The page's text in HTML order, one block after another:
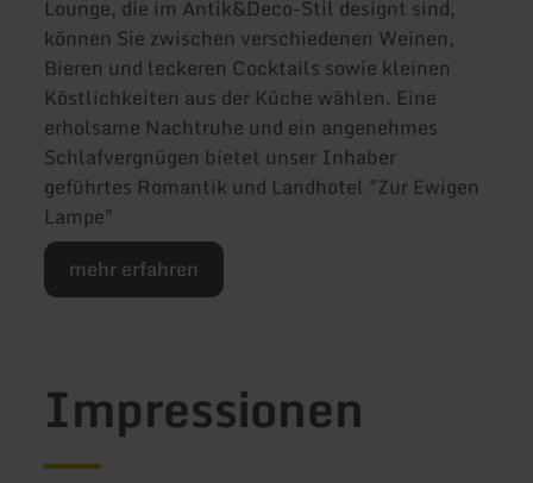
Lounge, die im Antik&Deco-Stil designt sind,
können Sie zwischen verschiedenen Weinen,
Bieren und leckeren Cocktails sowie kleinen
Köstlichkeiten aus der Küche wählen. Eine
erholsame Nachtruhe und ein angenehmes
Schlafvergnügen bietet unser Inhaber
geführtes Romantik und Landhotel "Zur Ewigen
Lampe"
mehr erfahren
Impressionen